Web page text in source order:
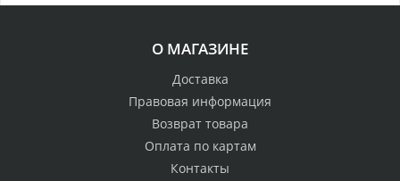
О МАГАЗИНЕ
Доставка
Правовая информация
Возврат товара
Оплата по картам
Контакты